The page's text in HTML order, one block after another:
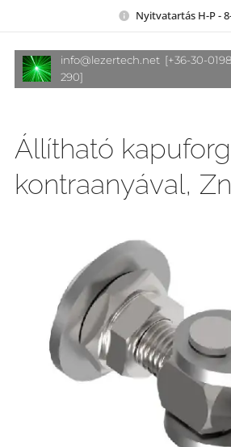
Nyitvatartás H-P -
info@lezertech.net [+36-30-
290]
Állítható
kontraanyával,